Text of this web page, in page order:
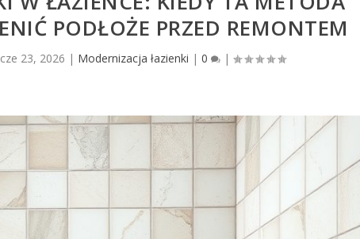
PODŁOŻE PRZED REMONTEM
cze 23, 2026 | Modernizacja łazienki | 0 |